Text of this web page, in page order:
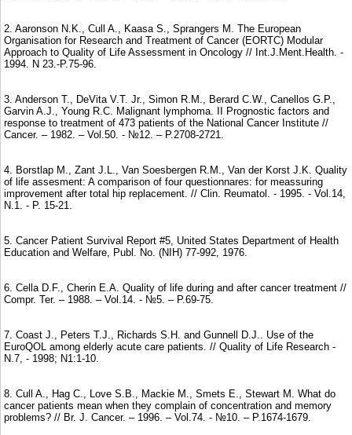
2. Aaronson N.K., Cull A., Kaasa S., Sprangers M. The European
Organisation for Research and Treatment of Cancer (EORTC) Modular
Approach to Quality of Life Assessment in Oncology // Int.J.Ment.Health. -
1994. N 23.-P.75-96.
3. Anderson T., DeVita V.T. Jr., Simon R.M., Berard C.W., Canellos G.P.,
Garvin A.J., Young R.C. Malignant lymphoma. II Prognostic factors and
response to treatment of 473 patients of the National Cancer Institute //
Cancer. – 1982. – Vol.50. - №12. – P.2708-2721.
4. Borstlap M., Zant J.L., Van Soesbergen R.M., Van der Korst J.K. Quality
of life assesment: A comparison of four questionnares: for meassuring
improvement after total hip replacement. // Clin. Reumatol. - 1995. - Vol.14,
N.1. - P. 15-21.
5. Cancer Patient Survival Report #5, United States Department of Health
Education and Welfare, Publ. No. (NIH) 77-992, 1976.
6. Cella D.F., Cherin E.A. Quality of life during and after cancer treatment //
Compr. Ter. – 1988. – Vol.14. - №5. – P.69-75.
7. Coast J., Peters T.J., Richards S.H. and Gunnell D.J.. Use of the
EuroQOL among elderly acute care patients. // Quality of Life Research -
N.7, - 1998; N1:1-10.
8. Cull A., Hag C., Love S.B., Mackie M., Smets E., Stewart M. What do
cancer patients mean when they complain of concentration and memory
problems? // Br. J. Cancer. – 1996. – Vol.74. - №10. – P.1674-1679.